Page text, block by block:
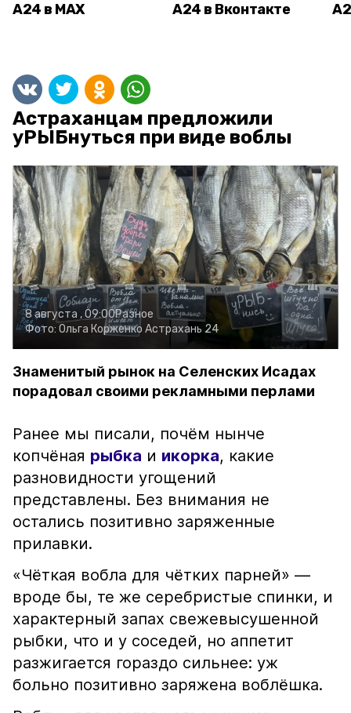
А24 в MAX А24 в Вконтакте
Астраханцам предложили
уРЫБнуться при виде воблы
8 августа , 09:00Разное
Фото: Ольга Корженко Астрахань 24
Знаменитый рынок на Селенских Исадах
порадовал своими рекламными перлами
Ранее мы писали, почём нынче
копчёная рыбка и икорка, какие
разновидности угощений
представлены. Без внимания не
остались позитивно заряженные
прилавки.
«Чёткая вобла для чётких парней» —
вроде бы, те же серебристые спинки, и
характерный запах свежевысушенной
рыбки, что и у соседей, но аппетит
разжигается гораздо сильнее: уж
больно позитивно заряжена воблёшка.